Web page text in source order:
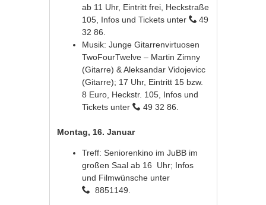
ab 11 Uhr, Eintritt frei, Heckstraße
105, Infos und Tickets unter
49
32 86.
Musik: Junge Gitarrenvirtuosen
TwoFourTwelve – Martin Zimny
(Gitarre) & Aleksandar Vidojevicc
(Gitarre); 17 Uhr, Eintritt 15 bzw.
8 Euro, Heckstr. 105, Infos und
Tickets unter
49 32 86.
Montag, 16. Januar
Treff: Seniorenkino im JuBB im
großen Saal ab 16 Uhr; Infos
und Filmwünsche unter
8851149.